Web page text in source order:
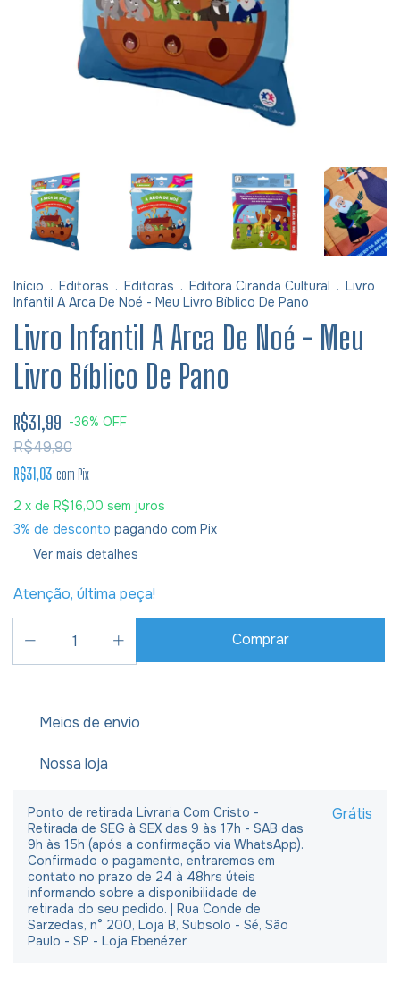
Início . Editoras . Editoras . Editora Ciranda Cultural . Livro
Infantil A Arca De Noé - Meu Livro Bíblico De Pano
Livro Infantil A Arca De Noé - Meu
Livro Bíblico De Pano
R$31,99 -36% OFF
R$49,90
R$31,03 com Pix
2 x de R$16,00 sem juros
3% de desconto pagando com Pix
Ver mais detalhes
Atenção, última peça!
Meios de envio
Nossa loja
Ponto de retirada Livraria Com Cristo -
Retirada de SEG à SEX das 9 às 17h - SAB das
9h às 15h (após a confirmação via WhatsApp).
Confirmado o pagamento, entraremos em
contato no prazo de 24 à 48hrs úteis
informando sobre a disponibilidade de
retirada do seu pedido. | Rua Conde de
Sarzedas, n° 200, Loja B, Subsolo - Sé, São
Paulo - SP - Loja Ebenézer
Grátis